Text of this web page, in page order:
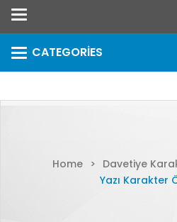
CATEGORIES
Categories
Home > Davetiye
Yazı Karakter